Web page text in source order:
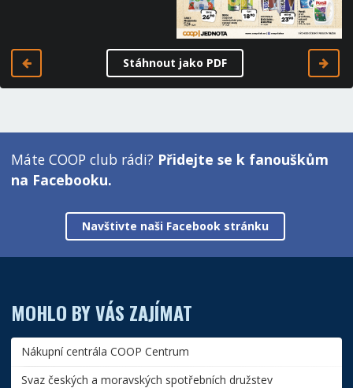
Stáhnout jako PDF
Máte COOP club rádi? Přidejte se k fanouškům
na Facebooku.
Navštivte naši Facebook stránku
MOHLO BY VÁS ZAJÍMAT
Nákupní centrála COOP Centrum
Svaz českých a moravských spotřebních družstev